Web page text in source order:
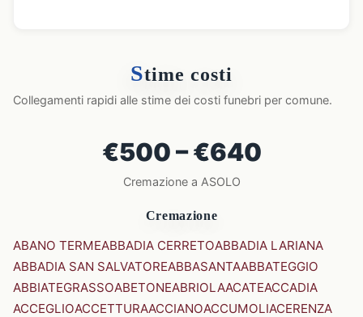
Stime costi
Collegamenti rapidi alle stime dei costi funebri per comune.
€500 – €640
Cremazione a ASOLO
Cremazione
ABANO TERMEABBADIA CERRETOABBADIA LARIANA
ABBADIA SAN SALVATOREABBASANTAABBATEGGIO
ABBIATEGRASSOABETONEABRIOLAACATEACCADIA
ACCEGLIOACCETTURAACCIANOACCUMOLIACERENZA